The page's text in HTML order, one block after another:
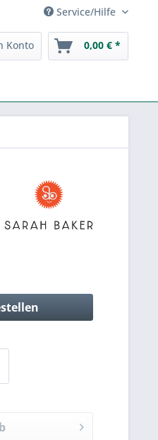
Service/Hilfe
Konto 0,00 € *